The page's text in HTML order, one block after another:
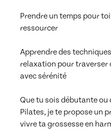
Prendre un temps pour
ressourcer
Apprendre des
relaxation pour traverser
avec sérénité
Que tu sois débutante ou
Pilates, je te propose un
vivre ta grossesse en